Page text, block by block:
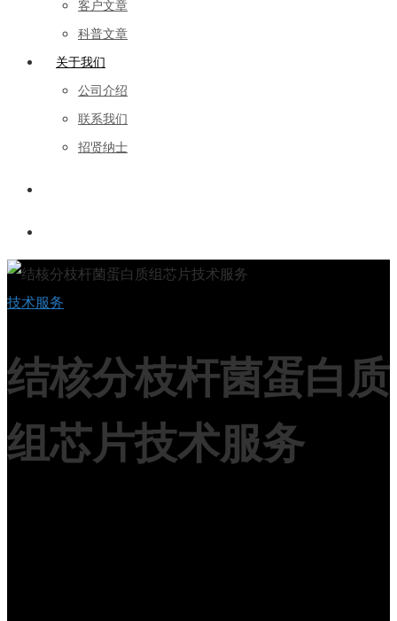
客户文章
科普文章
关于我们
公司介绍
联系我们
招贤纳士
技术服务
结核分枝杆菌蛋白质
组芯片技术服务